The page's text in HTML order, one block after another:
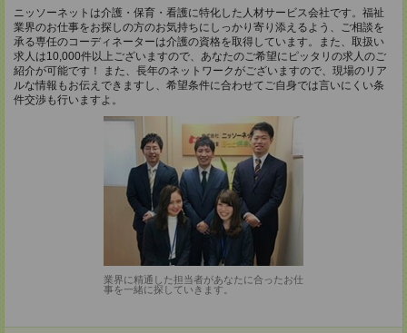
ニッソーネットは介護・保育・看護に特化した人材サービス会社です。福祉
業界のお仕事をお探しの方のお気持ちにしっかり寄り添えるよう、ご相談を
承る専任のコーディネーターは介護の資格を取得しています。また、取扱い
求人は10,000件以上ございますので、あなたのご希望にピッタリの求人のご
紹介が可能です！ また、長年のネットワークがございますので、現場のリア
ルな情報もお伝えできますし、希望条件に合わせてご自身では言いにくい条
件交渉も行いますよ。
業界に精通した担当者があなたに合ったお仕
事を一緒に探していきます。